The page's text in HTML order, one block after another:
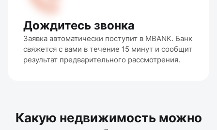
Дождитесь звонка
Заявка автоматически поступит в MBANK. Банк
свяжется с вами в течение 15 минут и сообщит
результат предварительного рассмотрения.
Какую недвижимость можно